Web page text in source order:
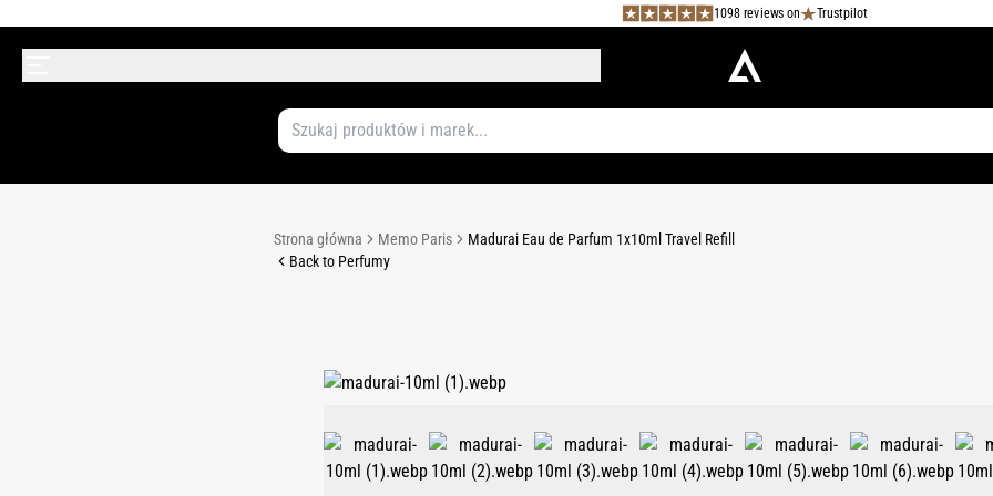
1098 reviews on Trustpilot
Strona główna Memo Paris
Madurai Eau de Parfum 1x10ml Travel Refill
Back to Perfumy